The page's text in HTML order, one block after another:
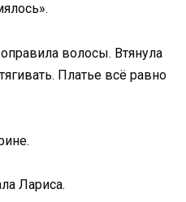
волосы. Втянула
Платье всё равно
Лариса.